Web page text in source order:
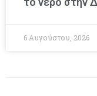
6 Αυγούστου, 2026